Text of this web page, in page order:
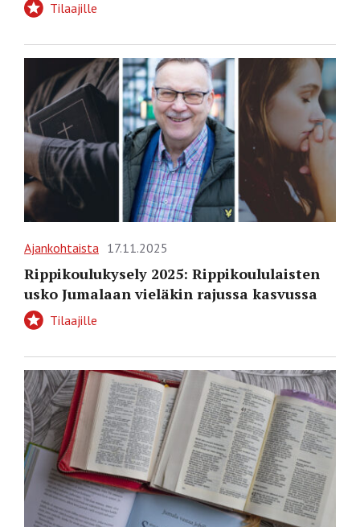
Tilaajille
Ajankohtaista 17.11.2025
Rippikoulukysely 2025: Rippikoululaisten
usko Jumalaan vieläkin rajussa kasvussa
Tilaajille